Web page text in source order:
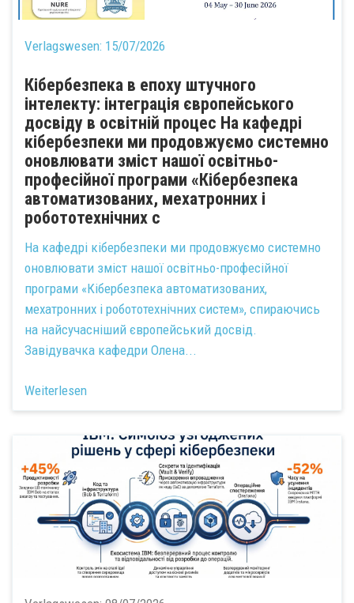
Verlagswesen: 15/07/2026
Кібербезпека в епоху штучного
інтелекту: інтеграція європейського
досвіду в освітній процес На кафедрі
кібербезпеки ми продовжуємо системно
оновлювати зміст нашої освітньо-
професійної програми «Кібербезпека
автоматизованих, мехатронних і
робототехнічних с
На кафедрі кібербезпеки ми продовжуємо системно
оновлювати зміст нашої освітньо-професійної
програми «Кібербезпека автоматизованих,
мехатронних і робототехнічних систем», спираючись
на найсучасніший європейський досвід.
Завідувачка кафедри Олена...
Weiterlesen